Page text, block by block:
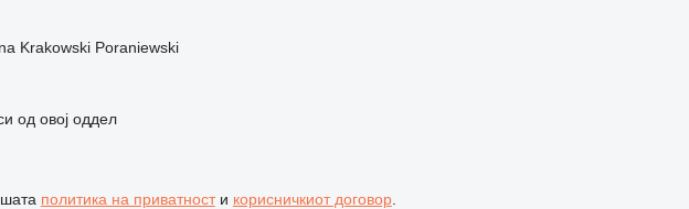
Krakowski Poraniewski
од овој оддел
политика на приватности корисничкиот договор.